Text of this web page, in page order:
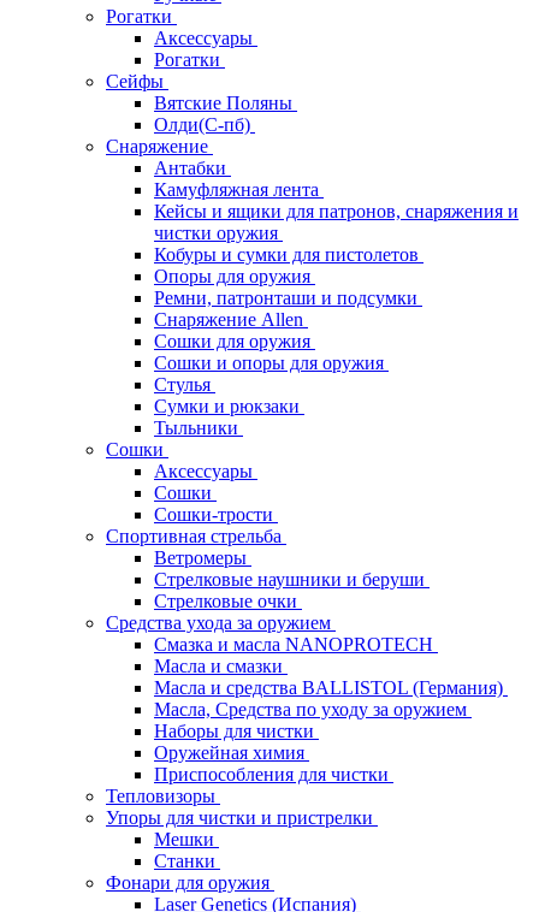
Рогатки
Аксессуары
Рогатки
Сейфы
Вятские Поляны
Олди(С-пб)
Снаряжение
Антабки
Камуфляжная лента
Кейсы и ящики для патронов, снаряжения и
чистки оружия
Кобуры и сумки для пистолетов
Опоры для оружия
Ремни, патронташи и подсумки
Снаряжение Allen
Сошки для оружия
Сошки и опоры для оружия
Стулья
Сумки и рюкзаки
Тыльники
Сошки
Аксессуары
Сошки
Сошки-трости
Спортивная стрельба
Ветромеры
Стрелковые наушники и беруши
Стрелковые очки
Средства ухода за оружием
Смазка и масла NANOPROTECH
Масла и смазки
Масла и средства BALLISTOL (Германия)
Масла, Средства по уходу за оружием
Наборы для чистки
Оружейная химия
Приспособления для чистки
Тепловизоры
Упоры для чистки и пристрелки
Мешки
Станки
Фонари для оружия
Laser Genetics (Испания)